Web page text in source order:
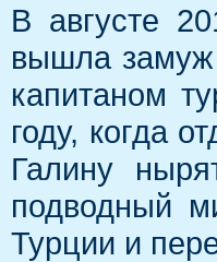
В августе
вышла
капитаном
году, когда
Галину
подводный
Турции и